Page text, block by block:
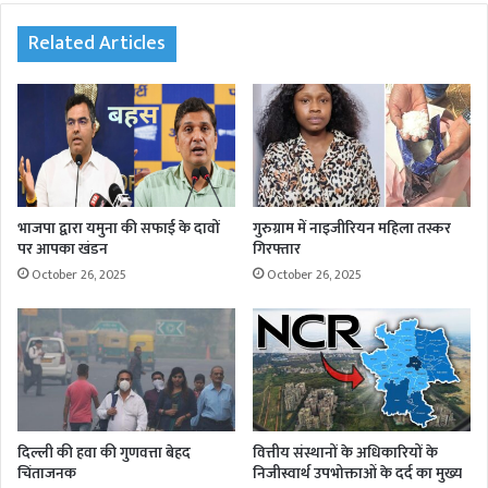
Related Articles
भाजपा द्वारा यमुना की सफाई के दावों
पर आपका खंडन
October 26, 2025
गुरुग्राम में नाइजीरियन महिला तस्कर
गिरफ्तार
October 26, 2025
दिल्ली की हवा की गुणवत्ता बेहद
चिंताजनक
वित्तीय संस्थानों के अधिकारियों के
निजीस्वार्थ उपभोक्ताओं के दर्द का मुख्य